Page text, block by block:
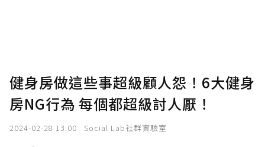
健身房做這些事超級顧人怨！6大健身
房NG行為 每個都超級討人厭！
2024-02-28 13:00 Social Lab社群實驗室